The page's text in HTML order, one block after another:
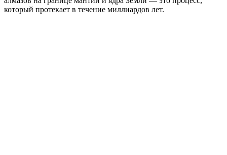
который протекает в течение миллиардов лет.